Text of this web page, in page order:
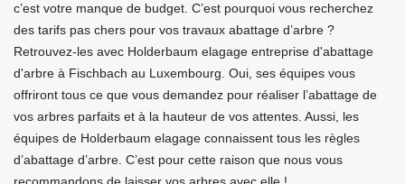
c’est votre manque de budget. C’est pourquoi vous recherchez
des tarifs pas chers pour vos travaux abattage d’arbre ?
Retrouvez-les avec Holderbaum elagage entreprise d'abattage
d'arbre à Fischbach au Luxembourg. Oui, ses équipes vous
offriront tous ce que vous demandez pour réaliser l’abattage de
vos arbres parfaits et à la hauteur de vos attentes. Aussi, les
équipes de Holderbaum elagage connaissent tous les règles
d’abattage d’arbre. C’est pour cette raison que nous vous